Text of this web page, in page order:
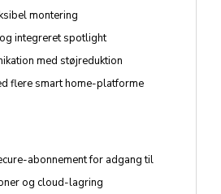
montering
integreret spotlight
med støjreduktion
flere smart home-platforme
abonnement for adgang til
og cloud-lagring